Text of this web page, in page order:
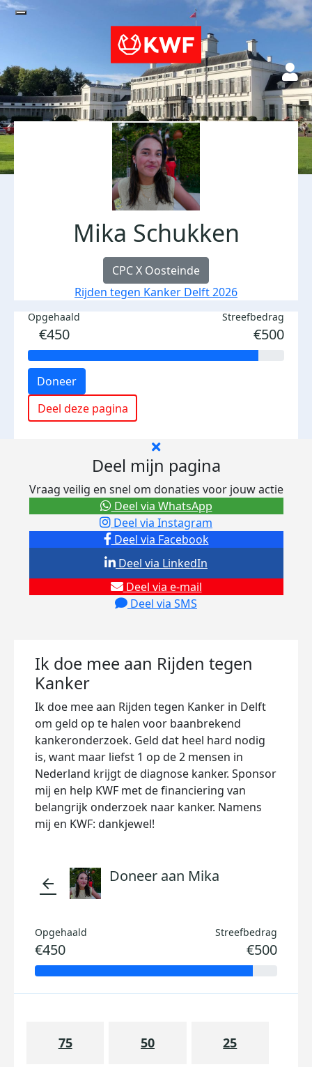
Mika Schukken
CPC X Oosteinde
Rijden tegen Kanker Delft 2026
Opgehaald
€450
Streefbedrag
€500
Doneer
Deel deze pagina
Deel mijn pagina
Vraag veilig en snel om donaties voor jouw actie
Deel via Facebook
Deel via Instagram
Deel via e-mail
Deel via SMS
Deel via LinkedIn
Deel via WhatsApp
Ik doe mee aan Rijden tegen
Kanker
Ik doe mee aan Rijden tegen Kanker in Delft
om geld op te halen voor baanbrekend
kankeronderzoek. Geld dat heel hard nodig
is, want maar liefst 1 op de 2 mensen in
Nederland krijgt de diagnose kanker. Sponsor
mij en help KWF met de financiering van
belangrijk onderzoek naar kanker. Namens
mij en KWF: dankjewel!
arrow_back Doneer aan Mika
Opgehaald
€450
Streefbedrag
€500
75 50 25